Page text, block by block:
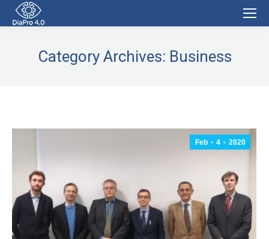
Category Archives: Business
Feb 4 2020